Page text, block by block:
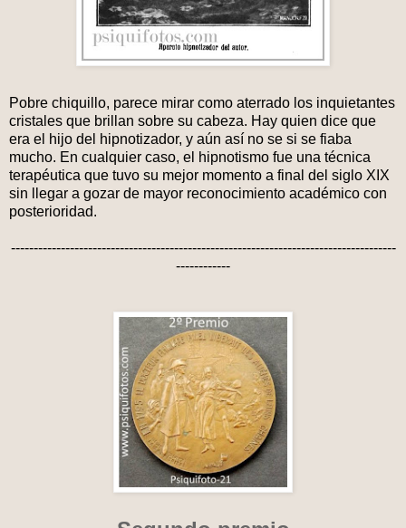
Pobre chiquillo, parece mirar como aterrado los inquietantes
cristales que brillan sobre su cabeza. Hay quien dice que
era el hijo del hipnotizador, y aún así no se si se fiaba
mucho. En cualquier caso, el hipnotismo fue una técnica
terapéutica que tuvo su mejor momento a final del siglo XIX
sin llegar a gozar de mayor reconocimiento académico con
posterioridad.
-------------------------------------------------------------------------------------
------------